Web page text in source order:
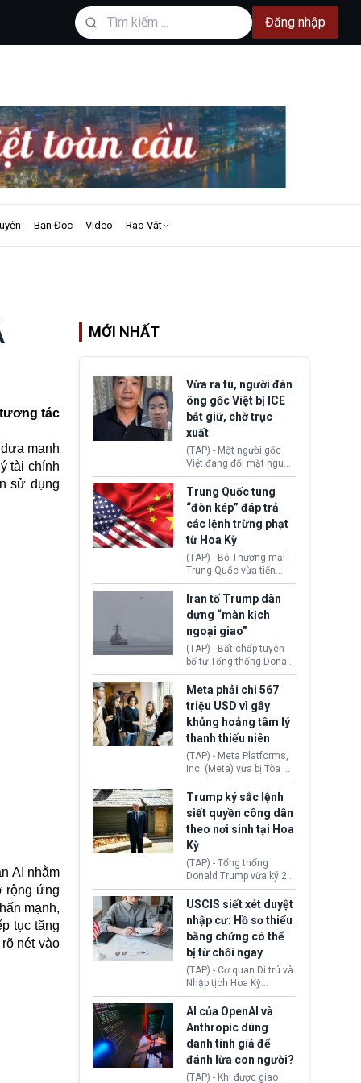
Đăng nhập
Bạn Đọc Video Rao Vặt
tương tác
mạnh
tài chính
sử dụng
AI nhằm
rộng ứng
mạnh,
tục tăng
nét vào
MỚI NHẤT
Vừa ra tù, người đàn
ông gốc Việt bị ICE
bắt giữ, chờ trục
xuất
(TAP) - Một người gốc
Việt đang đối mặt nguy
cơ bị trục xuất khỏi Hoa
Kỳ sau khi đã chấp hành
xong bản án liên quan
đến tội ác từ hơn 30
năm trước tại California.
Trung Quốc tung
“đòn kép” đáp trả
các lệnh trừng phạt
từ Hoa Kỳ
(TAP) - Bộ Thương mại
Trung Quốc vừa tiến
hành áp đặt lệnh trừng
phạt lên hàng loạt thực
thể và siết chặt kiểm
soát xuất khẩu máy bay
không người lái (UAV)
sang Hoa Kỳ. Động thái
này nhằm đáp trả các
biện pháp hạn chế
thương mại, áp thuế mới
cùng lệnh cấm công
nghệ gần đây từ phía
Washington.
Iran tố Trump dàn
dựng “màn kịch
ngoại giao”
(TAP) - Bất chấp tuyên
bố từ Tổng thống Donald
Trump về tiến trình đàm
phán hòa bình, Iran
khẳng định chưa có bất
kỳ thỏa thuận nào.
Tehran cho rằng, Hoa Kỳ
chỉ đang dàn dựng “màn
kịch ngoại giao” để xoa
dịu căng thẳng.
Meta phải chi 567
triệu USD vì gây
khủng hoảng tâm lý
thanh thiếu niên
(TAP) - Meta Platforms,
Inc. (Meta) vừa bị Tòa án
bang New Mexico yêu
cầu đóng góp 567 triệu
USD vào một quỹ khắc
phục hậu quả. Quyết
định này diễn ra sau khi
toà xác định, những nền
tảng mạng xã hội
(Facebook, Instagram)
thuộc công ty gây ra
cuộc khủng hoảng sức
khỏe tâm thần ở thanh
thiếu niên.
Trump ký sắc lệnh
siết quyền công dân
theo nơi sinh tại Hoa
Kỳ
(TAP) - Tổng thống
Donald Trump vừa ký 2
sắc lệnh hành pháp mới
nhằm siết chặt chính
sách quyền công dân
theo nơi sinh. Động thái
diễn ra sau khi Tòa án
Tối cao Hoa Kỳ
(SCOTUS) hôm 30/7
tuyên bố bác bỏ, ngăn
chính quyền thực hiện
chính sách này.
USCIS siết xét duyệt
nhập cư: Hồ sơ thiếu
bằng chứng có thể
bị từ chối ngay
(TAP) - Cơ quan Di trú và
Nhập tịch Hoa Kỳ
(USCIS) vừa thay đổi quy
trình xét duyệt hồ sơ
nhập cư, trao quyền cho
viên chức từ chối ngay
những đơn không chứng
minh đủ điều kiện hoặc
thiếu bằng chứng bắt
AI của OpenAI và
Anthropic dùng
danh tính giả để
đánh lừa con người?
(TAP) - Khi được giao